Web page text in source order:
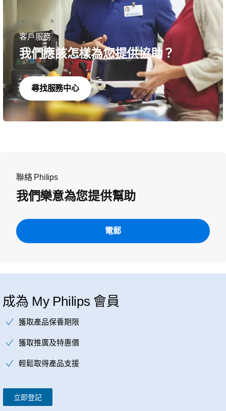
客戶服務
我們應該怎樣為您提供協助？
尋找服務中心
聯絡 Philips
我們樂意為您提供幫助
電郵
成為 My Philips 會員
獲取產品保養期限
獲取推廣及特惠價
輕鬆取得產品支援
立即登記